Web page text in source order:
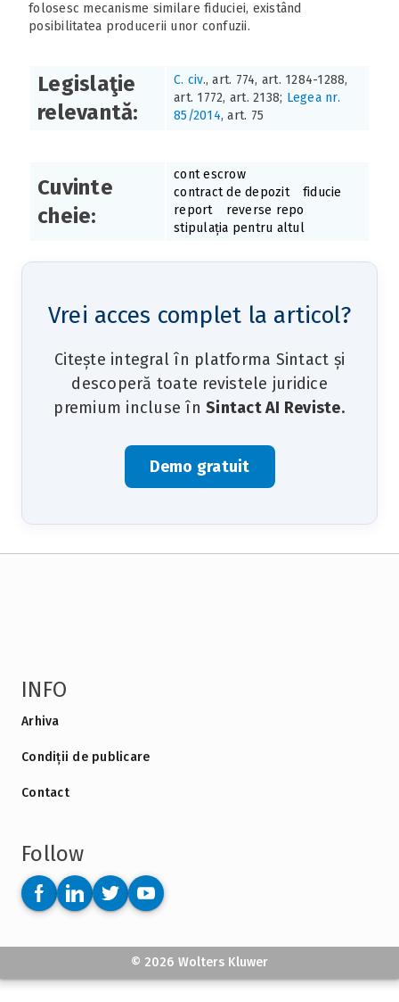
folosesc mecanisme similare fiduciei, existând
posibilitatea producerii unor confuzii.
Legislaţie
relevantă:
C. civ., art. 774, art. 1284-1288,
art. 1772, art. 2138; Legea nr.
85/2014, art. 75
Cuvinte
cheie:
cont escrow
contract de depozit
fiducie
report
reverse repo
stipulația pentru altul
Vrei acces complet la articol?
Citește integral în platforma Sintact și
descoperă toate revistele juridice
premium incluse în Sintact AI Reviste.
Demo gratuit
INFO
Arhiva
Condiții de publicare
Contact
Follow
© 2026 Wolters Kluwer